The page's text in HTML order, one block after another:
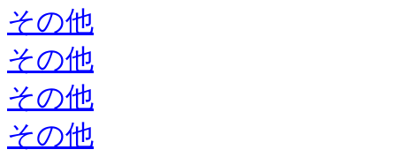
その他
その他
その他
その他